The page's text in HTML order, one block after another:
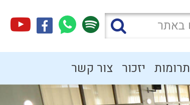
תרומות יזכור צור קשר